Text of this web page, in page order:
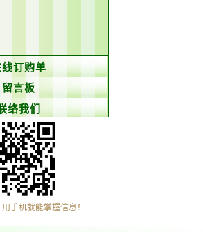
线订购单
留言板
络我们
用手机就能掌握信息！